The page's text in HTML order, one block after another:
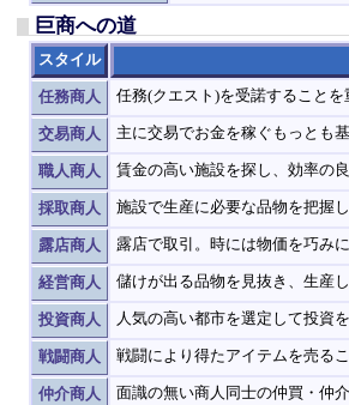
巨商への道
スタイル
任務商人 任務(クエスト)を受諾すること
交易商人 主に交易でお金を稼ぐもっとも
職人商人 賃金の高い施設を探し、効率の
採取商人 施設で生産に必要な品物を把握
露店商人 露店で取引。時には物価を巧み
経営商人 儲けが出る品物を見抜き、生産
投資商人 人気の高い都市を選定して投資
戦闘商人 戦闘により得たアイテムを売る
仲介商人 面識の無い商人同士の仲買・仲